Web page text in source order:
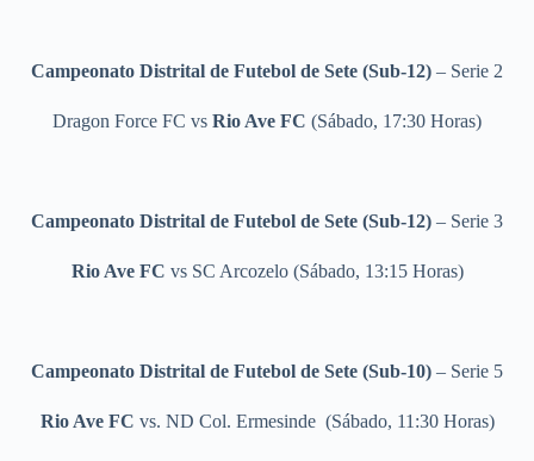
Campeonato Distrital de Futebol de Sete (Sub-12) – Serie 2
Dragon Force FC vs Rio Ave FC (Sábado, 17:30 Horas)
Campeonato Distrital de Futebol de Sete (Sub-12) – Serie 3
Rio Ave FC vs SC Arcozelo (Sábado, 13:15 Horas)
Campeonato Distrital de Futebol de Sete (Sub-10) – Serie 5
Rio Ave FC vs. ND Col. Ermesinde (Sábado, 11:30 Horas)